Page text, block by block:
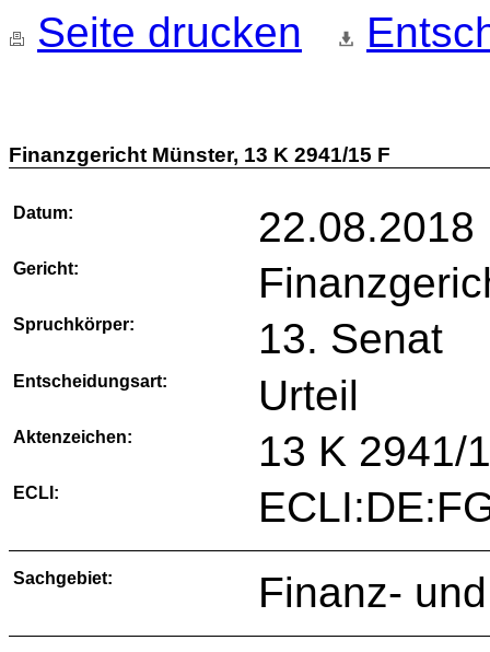
Seite drucken
Finanzgericht Münster, 13 K 2941/15 F
Datum: 22.08.2018
Gericht:
Spruchkörper: 13. Senat
Entscheidungsart: Urteil
Aktenzeichen: 13 K 2941/
ECLI:
Sachgebiet: Finanz-